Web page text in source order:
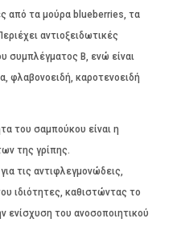
από τα μούρα blueberries, τα
αντιοξειδωτικές
συμπλέγματος Β, ενώ είναι
φλαβονοειδή, καροτενοειδή
του σαμπούκου είναι η
της γρίπης.
τις αντιφλεγμονώδεις,
ιδιότητες, καθιστώντας το
ενίσχυση του ανοσοποιητικού